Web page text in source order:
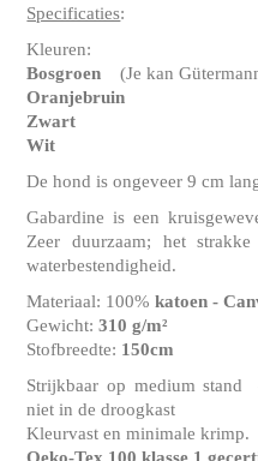
Specificaties:
Kleuren:
Bosgroen (Je kan
Oranjebruin
Zwart
Wit
De hond is ongeveer 9 cm
Gabardine is een
Zeer duurzaam; het
waterbestendigheid.
Materiaal: 100%katoen -
Gewicht:310 g/m²
Stofbreedte: 150cm
Strijkbaar op medium stand
niet in de droogkast
Kleurvast en minimale krimp.
Oeko-Tex 100 klasse 1